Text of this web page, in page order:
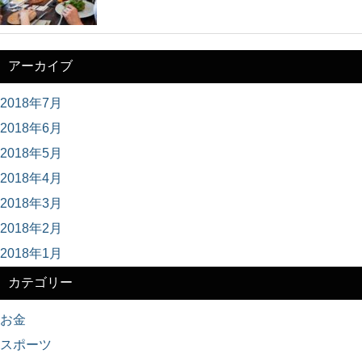
アーカイブ
2018年7月
2018年6月
2018年5月
2018年4月
2018年3月
2018年2月
2018年1月
カテゴリー
お金
スポーツ